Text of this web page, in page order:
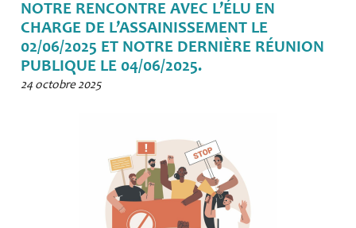
NOTRE RENCONTRE AVEC L’ÉLU EN
CHARGE DE L’ASSAINISSEMENT LE
02/06/2025 ET NOTRE DERNIÈRE RÉUNION
PUBLIQUE LE 04/06/2025.
24 octobre 2025